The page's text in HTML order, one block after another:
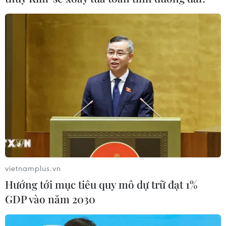
NAPAS, BIDV và Weixin Pay mở rộng
thanh toán QR Việt Nam-Trung
Làn sóng tấn công mạng nhằm vào
các quỹ đầu cơ lớn của Mỹ
06/08/2026 06:47
Đồng USD trước bước ngoặt do đồng
yen mạnh lên và số liệu việc làm Mỹ
06/08/2026 05:14
vietnamplus.vn
Hướng tới mục tiêu quy mô dự trữ đạt 1%
GDP vào năm 2030